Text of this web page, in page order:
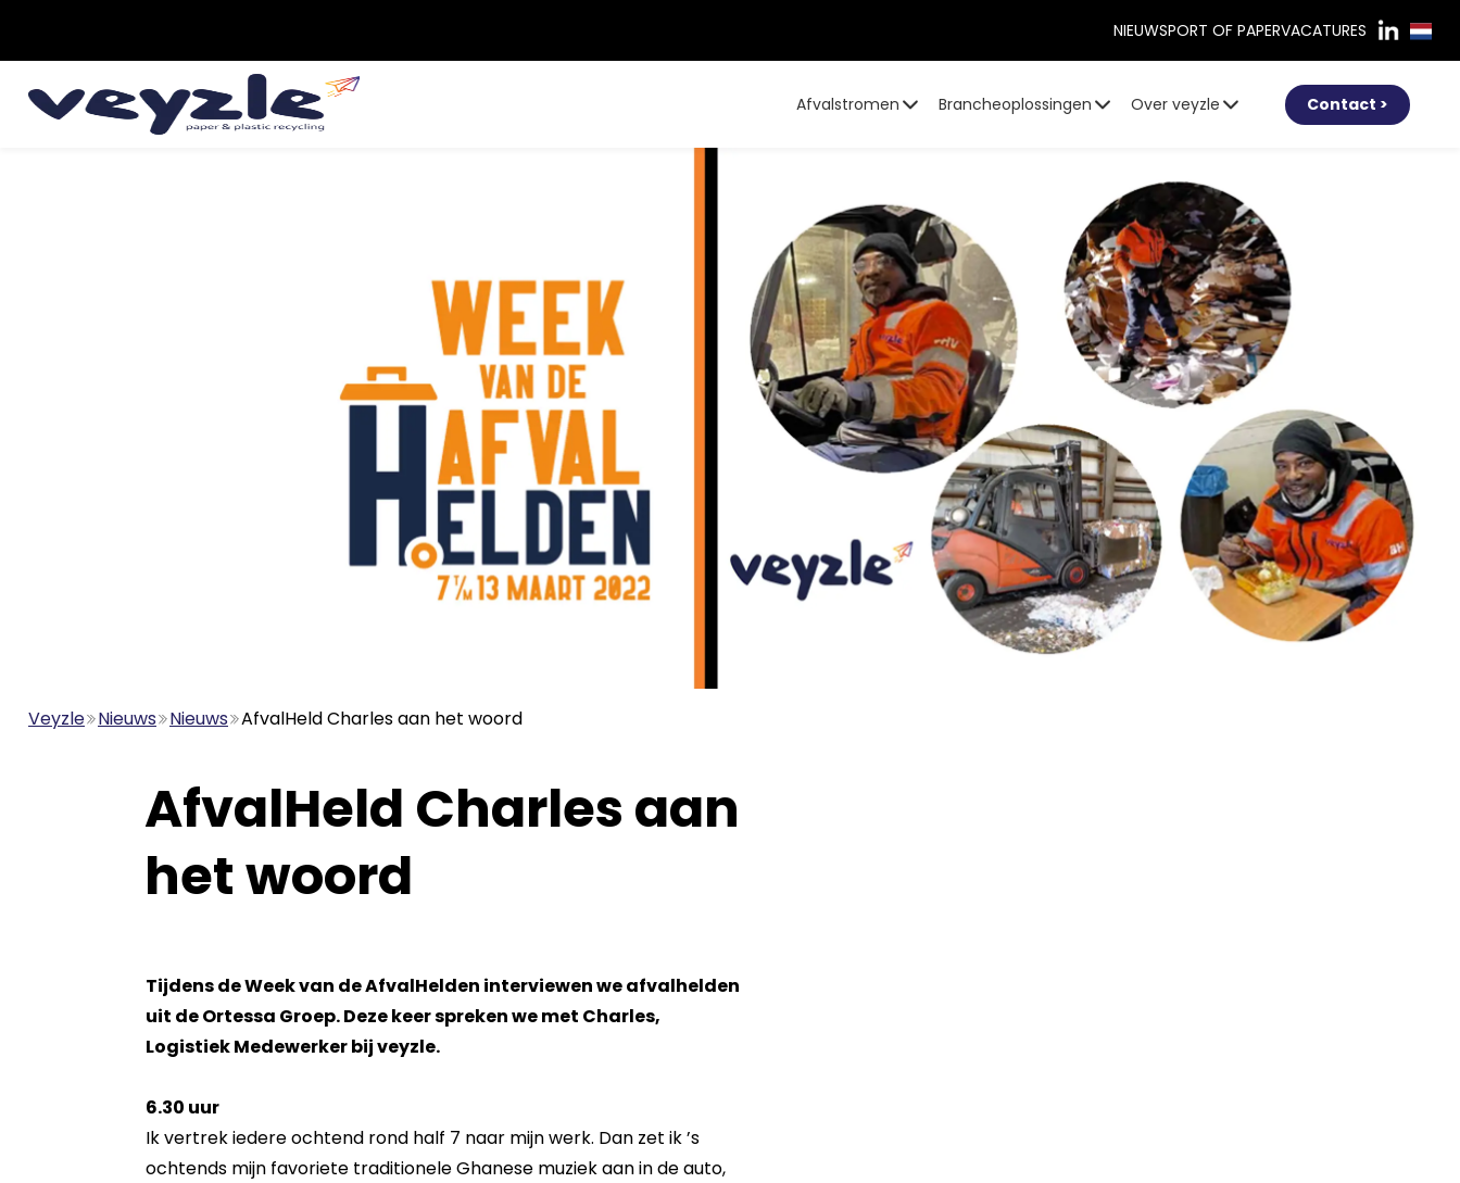
NIEUWSPORT OF PAPERVACATURES
Afvalstromen Brancheoplossingen Over veyzle Contact >
Veyzle Nieuws Nieuws AfvalHeld Charles aan het woord
AfvalHeld Charles aan
het woord
Tijdens de Week van de AfvalHelden interviewen we afvalhelden
uit de Ortessa Groep. Deze keer spreken we met Charles,
Logistiek Medewerker bij veyzle.
6.30 uur
Ik vertrek iedere ochtend rond half 7 naar mijn werk. Dan zet ik ’s
ochtends mijn favoriete traditionele Ghanese muziek aan in de auto,